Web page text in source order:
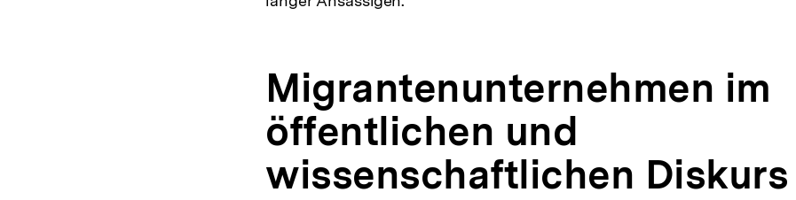
Migrantenunternehmen im
öffentlichen und
wissenschaftlichen Diskurs